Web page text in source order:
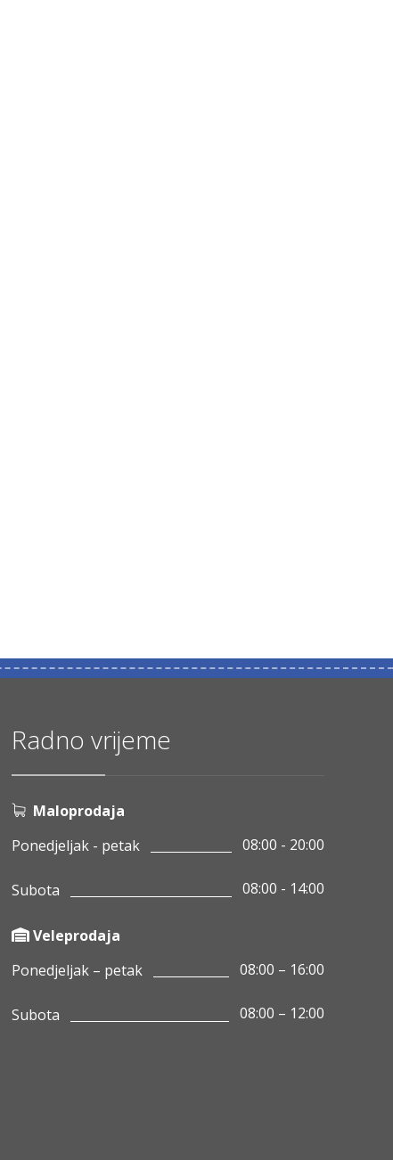
Radno vrijeme
Maloprodaja
Ponedjeljak - petak
08:00 - 20:00
Subota 08:00 - 14:00
Veleprodaja
Ponedjeljak – petak
08:00 – 16:00
Subota 08:00 – 12:00